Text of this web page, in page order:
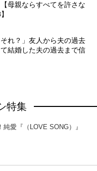
母親ならすべてを許さな
れ？」友人から夫の過去
結婚した夫の過去まで信
特集
愛『（LOVE SONG）』